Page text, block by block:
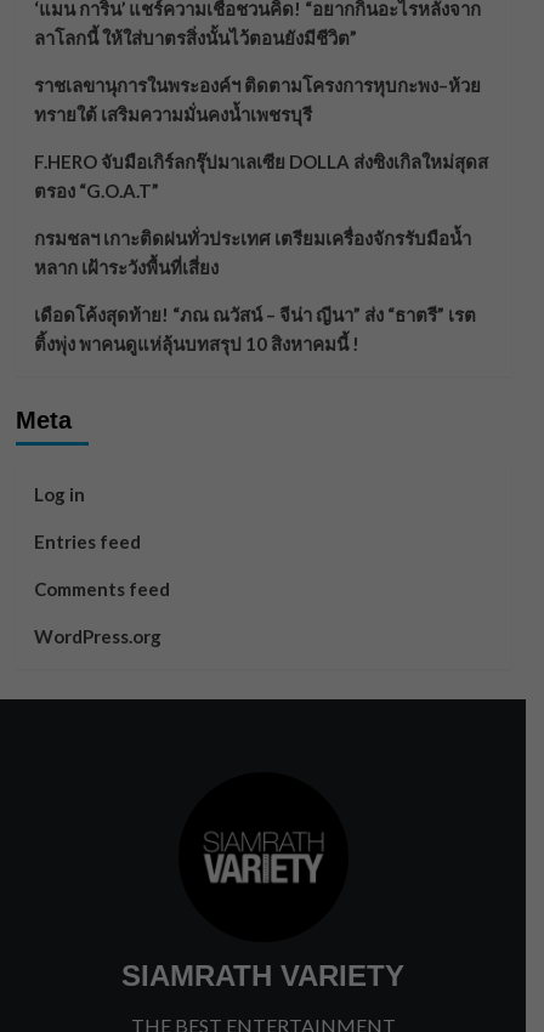
‘แมน การิน’ แชร์ความเชื่อชวนคิด! “อยากกินอะไรหลังจาก
ลาโลกนี้ ให้ใส่บาตรสิ่งนั้นไว้ตอนยังมีชีวิต”
ราชเลขานุการในพระองค์ฯ ติดตามโครงการหุบกะพง–ห้วย
ทรายใต้ เสริมความมั่นคงน้ำเพชรบุรี
F.HERO จับมือเกิร์ลกรุ๊ปมาเลเซีย DOLLA ส่งซิงเกิลใหม่สุดส
ตรอง “G.O.A.T”
กรมชลฯ เกาะติดฝนทั่วประเทศ เตรียมเครื่องจักรรับมือน้ำ
หลาก เฝ้าระวังพื้นที่เสี่ยง
เดือดโค้งสุดท้าย! “ภณ ณวัสน์ – จีน่า ญีนา” ส่ง “ธาตรี” เรต
ติ้งพุ่ง พาคนดูแห่ลุ้นบทสรุป 10 สิงหาคมนี้ !
Meta
Log in
Entries feed
Comments feed
WordPress.org
SIAMRATH VARIETY
THE BEST ENTERTAINMENT